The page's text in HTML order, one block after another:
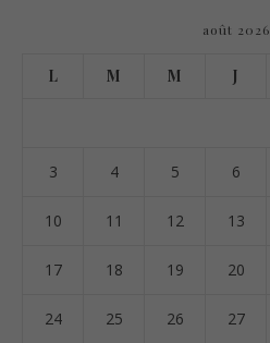
août 2026
L M M J
3 4 5 6
10 11 12 13
17 18 19 20
24 25 26 27